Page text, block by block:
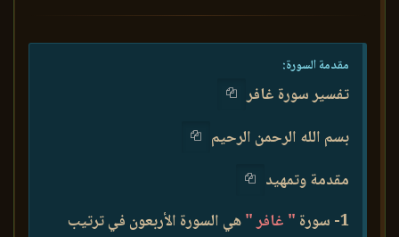
مقدمة السورة:
تفسير سورة غافر
بسم الله الرحمن الرحيم
مقدمة وتمهيد
1- سورة
" غافر "هي السورة الأربعون في ترتيب